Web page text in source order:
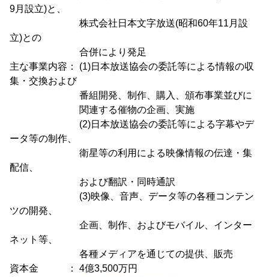
9月設立)と、
株式会社日本文字放送(昭和60年11月設
立)との
合併により発足
主な事業内容： (1)日本放送協会の委託等による情報の収
集・交換および
番組開発、制作、購入、頒布事業並びに
関連する催物の企画、実施
(2)日本放送協会の委託等による字幕やデ
ータ等の制作、
衛星等の利用による映像情報の伝達・集
配信、
および翻訳・同時通訳
(3)映像、音声、データ等の各種コンテン
ツの開発、
企画、制作、およびモバイル、インター
ネット等、
各種メディアを通じての提供、販売
資本金 ： 4億3,500万円